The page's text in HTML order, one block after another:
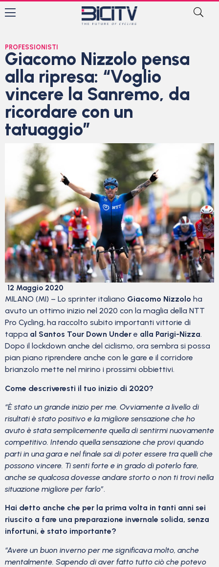
PROFESSIONISTI
Giacomo Nizzolo pensa
alla ripresa: “Voglio
vincere la Sanremo, da
ricordare con un
tatuaggio”
12 Maggio 2020
MILANO (MI) – Lo sprinter italiano Giacomo Nizzolo ha
avuto un ottimo inizio nel 2020 con la maglia della NTT
Pro Cycling, ha raccolto subito importanti vittorie di
tappa al Santos Tour Down Under e alla Parigi-Nizza.
Dopo il lockdown anche del ciclismo, ora sembra si possa
pian piano riprendere anche con le gare e il corridore
brianzolo mette nel mirino i prossimi obbiettivi.
Come descriveresti il ​​tuo inizio di 2020?
“È stato un grande inizio per me. Ovviamente a livello di
risultati è stato positivo e la migliore sensazione che ho
avuto è stata semplicemente quella di sentirmi nuovamente
competitivo. Intendo quella sensazione che provi quando
parti in una gara e nel finale sai di poter essere tra quelli che
possono vincere. Ti senti forte e in grado di poterlo fare,
anche se qualcosa dovesse andare storto o non ti trovi nella
situazione migliore per farlo”.
Hai detto anche che per la prima volta in tanti anni sei
riuscito a fare una preparazione invernale solida, senza
infortuni, è stato importante?
“Avere un buon inverno per me significava molto, anche
mentalmente. Sapendo di aver fatto tutto ciò che potevo